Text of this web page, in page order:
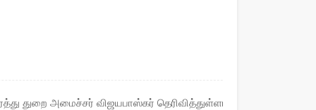
துறை அமைச்சர் விஜயபாஸ்கர் தெரிவித்துள்ளார்.